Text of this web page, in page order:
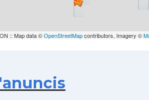
:: Map data ©OpenStreetMapcontributors, Imagery ©